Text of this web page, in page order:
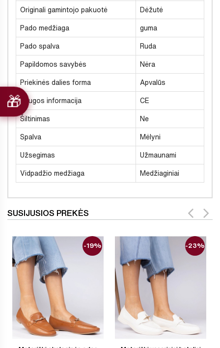
Originali gamintojo pakuotė Dėžutė
Pado medžiaga guma
Pado spalva Ruda
Papildomos savybės Nėra
Priekinės dalies forma Apvalūs
Saugos informacija CE
Šiltinimas Ne
Spalva Mėlyni
Užsegimas Užmaunami
Vidpadžio medžiaga Medžiaginiai
SUSIJUSIOS PREKĖS
-19% -23%